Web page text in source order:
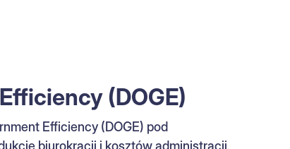
(DOGE)
Efficiency (DOGE) pod
biurokracji i kosztów administracji,